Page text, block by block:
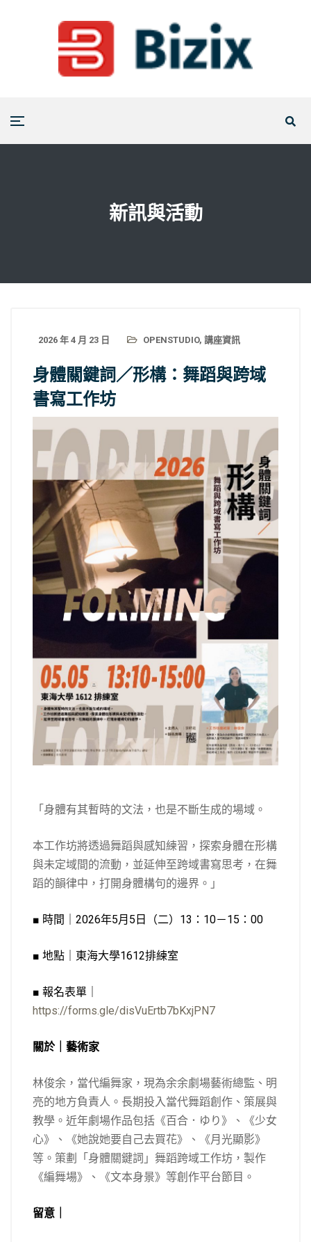
新訊與活動
2026 年 4 月 23 日 OPENSTUDIO, 講座資訊
身體關鍵詞／形構：舞蹈與跨域
書寫工作坊
「身體有其暫時的文法，也是不斷生成的場域。
本工作坊將透過舞蹈與感知練習，探索身體在形構
與未定域間的流動，並延伸至跨域書寫思考，在舞
蹈的韻律中，打開身體構句的邊界。」
■ 時間｜2026年5月5日（二）13：10－15：00
■ 地點｜東海大學1612排練室
■ 報名表單｜
https://forms.gle/disVuErtb7bKxjPN7
關於｜藝術家
林俊余，當代編舞家，現為余余劇場藝術總監、明
亮的地方負責人。長期投入當代舞蹈創作、策展與
教學。近年劇場作品包括《百合．ゆり》、《少女
心》、《她說她要自己去買花》、《月光顯影》
等。策劃「身體關鍵詞」舞蹈跨域工作坊，製作
《編舞場》、《文本身景》等創作平台節目。
留意｜